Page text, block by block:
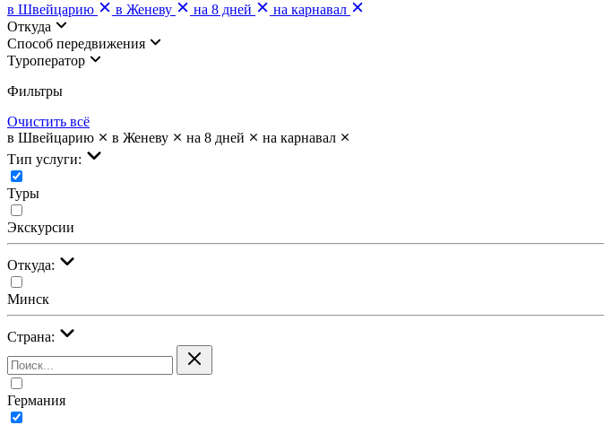
в Швейцарию
в Женеву на 8 дней
на карнавал
Откуда
Cпособ передвижения
Туроператор
Фильтры
Очистить всё
в Швейцарию
в Женеву на 8 дней
на карнавал
Тип услуги:
Туры
Экскурсии
Откуда:
Минск
Страна:
Германия